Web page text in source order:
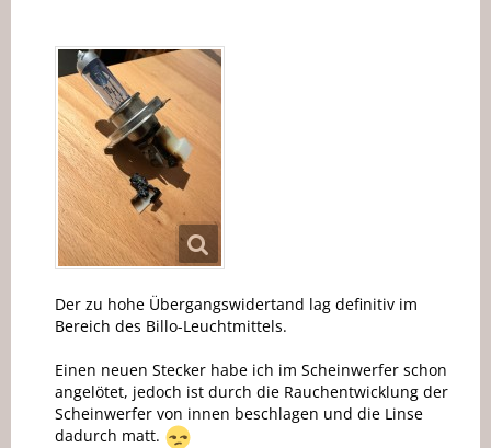
Der zu hohe Übergangswidertand lag definitiv im
Bereich des Billo-Leuchtmittels.
Einen neuen Stecker habe ich im Scheinwerfer schon
angelötet, jedoch ist durch die Rauchentwicklung der
Scheinwerfer von innen beschlagen und die Linse
dadurch matt.